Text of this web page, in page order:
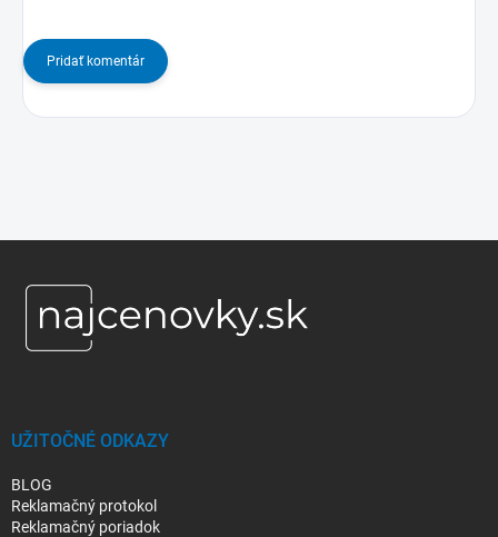
Pridať komentár
UŽITOČNÉ ODKAZY
BLOG
Reklamačný protokol
Reklamačný poriadok